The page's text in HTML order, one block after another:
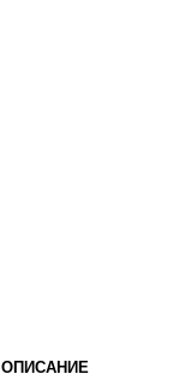
ОПИСАНИЕ